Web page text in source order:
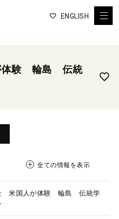
ENGLISH
体験 輪島 伝統
全ての情報を表示
米国人が体験 輪島 伝統学